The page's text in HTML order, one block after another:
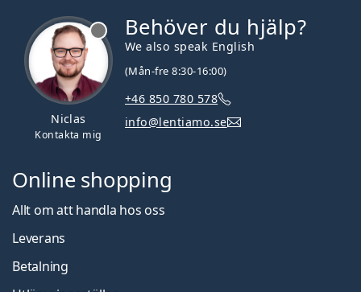
Niclas
Kontakta mig
Behöver du hjälp?
We also speak English
(Mån-fre 8:30-16:00)
+46 850 780 578
info@lentiamo.se
Online shopping
Allt om att handla hos oss
Leverans
Betalning